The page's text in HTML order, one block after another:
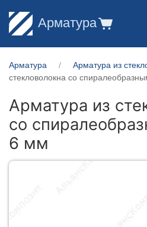
Арматура
Арматура Арматура из
стекловолокна со
Арматура из
со
6 мм